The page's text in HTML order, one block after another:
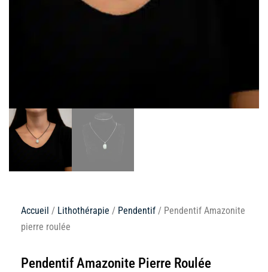
Accueil / Lithothérapie / Pendentif / Pendentif Amazonite
pierre roulée
Pendentif Amazonite Pierre Roulée